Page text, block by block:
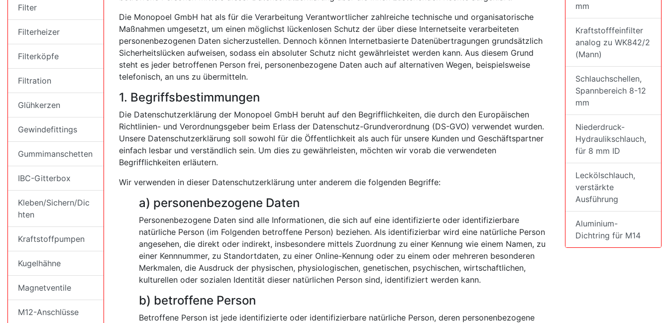
Die Monopoel GmbH hat als für die Verarbeitung Verantwortlicher zahlreiche technische und organisatorische
Maßnahmen umgesetzt, um einen möglichst lückenlosen Schutz der über diese Internetseite verarbeiteten
personenbezogenen Daten sicherzustellen. Dennoch können Internetbasierte Datenübertragungen grundsätzlich
Sicherheitslücken aufweisen, sodass ein absoluter Schutz nicht gewährleistet werden kann. Aus diesem Grund
steht es jeder betroffenen Person frei, personenbezogene Daten auch auf alternativen Wegen, beispielsweise
telefonisch, an uns zu übermitteln.
1. Begriffsbestimmungen
Die Datenschutzerklärung der Monopoel GmbH beruht auf den Begrifflichkeiten, die durch den Europäischen
Richtlinien- und Verordnungsgeber beim Erlass der Datenschutz-Grundverordnung (DS-GVO) verwendet wurden.
Unsere Datenschutzerklärung soll sowohl für die Öffentlichkeit als auch für unsere Kunden und Geschäftspartner
einfach lesbar und verständlich sein. Um dies zu gewährleisten, möchten wir vorab die verwendeten
Begrifflichkeiten erläutern.
Wir verwenden in dieser Datenschutzerklärung unter anderem die folgenden Begriffe:
a) personenbezogene Daten
Personenbezogene Daten sind alle Informationen, die sich auf eine identifizierte oder identifizierbare
natürliche Person (im Folgenden betroffene Person) beziehen. Als identifizierbar wird eine natürliche Person
angesehen, die direkt oder indirekt, insbesondere mittels Zuordnung zu einer Kennung wie einem Namen, zu
einer Kennnummer, zu Standortdaten, zu einer Online-Kennung oder zu einem oder mehreren besonderen
Merkmalen, die Ausdruck der physischen, physiologischen, genetischen, psychischen, wirtschaftlichen,
kulturellen oder sozialen Identität dieser natürlichen Person sind, identifiziert werden kann.
b) betroffene Person
Betroffene Person ist jede identifizierte oder identifizierbare natürliche Person, deren personenbezogene
Filter
Filterheizer
Filterköpfe
Filtration
Glühkerzen
Gewindefittings
Gummimanschetten
IBC-Gitterbox
Kleben/Sichern/Dic
hten
Kraftstoffpumpen
Kugelhähne
Magnetventile
M12-Anschlüsse
mm
Kraftstofffeinfilter
analog zu WK842/2
(Mann)
Schlauchschellen,
Spannbereich 8-12
mm
Niederdruck-
Hydraulikschlauch,
für 8 mm ID
Leckölschlauch,
verstärkte
Ausführung
Aluminium-
Dichtring für M14